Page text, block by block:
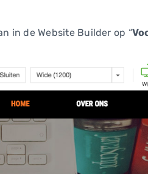
in de Website Builder op “